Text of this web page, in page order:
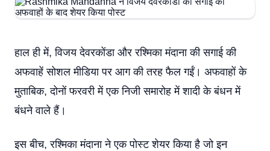
हाल ही में, विजय देवरकोंडा और रश्मिका मंदाना की सगाई की
अफवाहें सोशल मीडिया पर आग की तरह फैल गईं। अफवाहों के
मुताबिक, दोनों फरवरी में एक निजी समारोह में शादी के बंधन में
बंधने वाले हैं।
इस बीच, रश्मिका मंदाना ने एक पोस्ट शेयर किया है जो इन